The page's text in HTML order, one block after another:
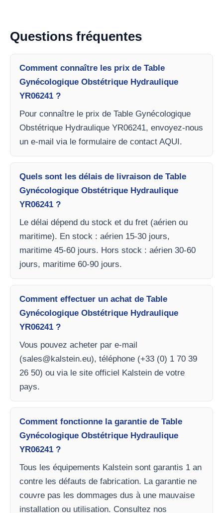
Questions fréquentes
Comment connaître les prix de Table
Gynécologique Obstétrique Hydraulique
YR06241 ?
Pour connaître le prix de Table Gynécologique
Obstétrique Hydraulique YR06241, envoyez-nous
un e-mail via le formulaire de contact AQUI.
Quels sont les délais de livraison de Table
Gynécologique Obstétrique Hydraulique
YR06241 ?
Le délai dépend du stock et du fret (aérien ou
maritime). En stock : aérien 15-30 jours,
maritime 45-60 jours. Hors stock : aérien 30-60
jours, maritime 60-90 jours.
Comment effectuer un achat de Table
Gynécologique Obstétrique Hydraulique
YR06241 ?
Vous pouvez acheter par e-mail
(sales@kalstein.eu), téléphone (+33 (0) 1 70 39
26 50) ou via le site officiel Kalstein de votre
pays.
Comment fonctionne la garantie de Table
Gynécologique Obstétrique Hydraulique
YR06241 ?
Tous les équipements Kalstein sont garantis 1 an
contre les défauts de fabrication. La garantie ne
couvre pas les dommages dus à une mauvaise
installation ou utilisation. Consultez nos